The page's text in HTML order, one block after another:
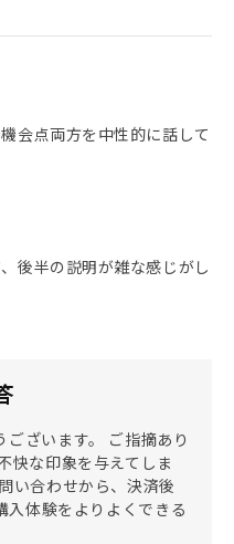
会点両方を中性的に話して
後半の説明が雑な感じがし
ざいます。 ご指摘あり
快な印象を与えてしま
い合わせから、決済後
入体験をよりよくできる